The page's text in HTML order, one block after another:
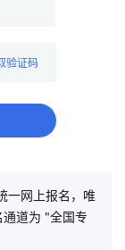
验证码
一网上报名，唯
道为 "全国专